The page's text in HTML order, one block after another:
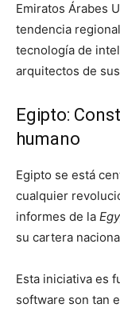
Emiratos Árabes
tendencia
tecnología de
arquitectos de
Egipto:
humano
Egipto se está
cualquier
informes de la
su cartera
Esta iniciativa es
software son tan